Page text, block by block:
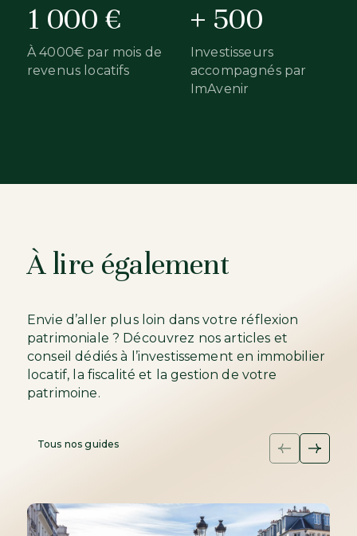
1 000 €
À 4000€ par mois de
revenus locatifs
+ 500
Investisseurs
accompagnés par
ImAvenir
À lire également
Envie d’aller plus loin dans votre réflexion
patrimoniale ? Découvrez nos articles et
conseil dédiés à l’investissement en immobilier
locatif, la fiscalité et la gestion de votre
patrimoine.
Tous nos guides